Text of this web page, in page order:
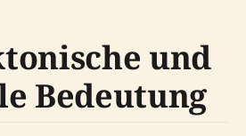
und
Bedeutung